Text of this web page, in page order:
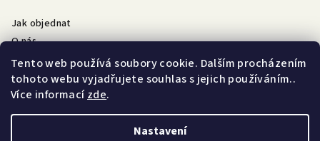
Tento web používá soubory cookie. Dalším procházením
tohoto webu vyjadřujete souhlas s jejich používáním..
Více informacízde.
Nastavení
Jak objednat
O nás
Doprava a platba
Obchodní podmínky
Podmínky ochrany osobních údajů